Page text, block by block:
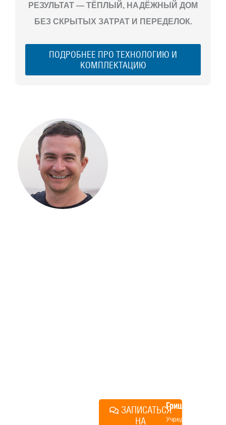
РЕЗУЛЬТАТ — ТЁПЛЫЙ, НАДЁЖНЫЙ ДОМ
БЕЗ СКРЫТЫХ ЗАТРАТ И ПЕРЕДЕЛОК.
ПОДРОБНЕЕ ПРО ТЕХНОЛОГИЮ И
КОМПЛЕКТАЦИЮ
ЗАПИСАТЬСЯ
НА
Грищенко
Учредитель и